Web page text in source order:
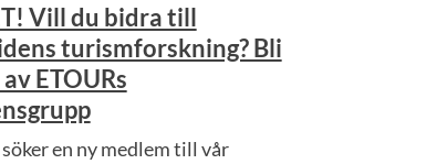
Vill du bidra till
turismforskning? Bli
ETOURs
söker en ny medlem till vår